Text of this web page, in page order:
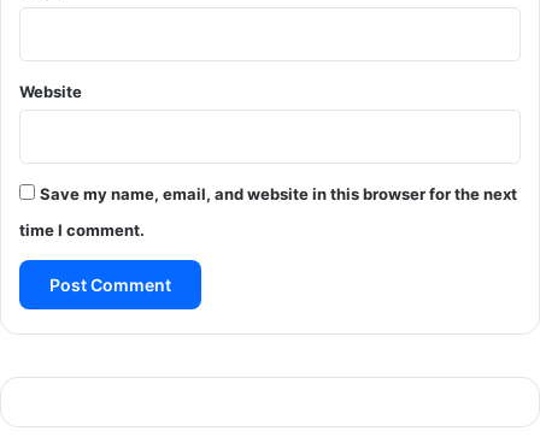
Website
Save my name, email, and website in this browser for the next
time I comment.